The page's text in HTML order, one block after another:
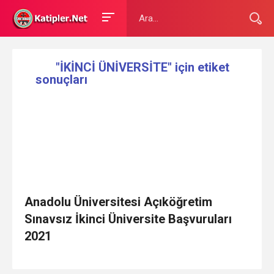
"İKİNCİ ÜNİVERSİTE" için etiket
sonuçları
Anadolu Üniversitesi Açıköğretim
Sınavsız İkinci Üniversite Başvuruları
2021